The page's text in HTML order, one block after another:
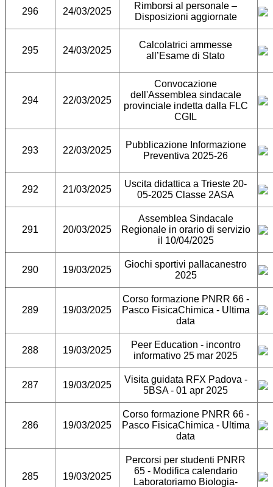
296 24/03/2025
Rimborsi al personale –
Disposizioni aggiornate
295 24/03/2025
Calcolatrici ammesse
all’Esame di Stato
294 22/03/2025
Convocazione
dell'Assemblea sindacale
provinciale indetta dalla FLC
CGIL
293 22/03/2025
Pubblicazione Informazione
Preventiva 2025-26
292 21/03/2025
Uscita didattica a Trieste 20-
05-2025 Classe 2ASA
291 20/03/2025
Assemblea Sindacale
Regionale in orario di servizio
il 10/04/2025
290 19/03/2025
Giochi sportivi pallacanestro
2025
289 19/03/2025
Corso formazione PNRR 66 -
Pasco FisicaChimica - Ultima
data
288 19/03/2025
Peer Education - incontro
informativo 25 mar 2025
287 19/03/2025
Visita guidata RFX Padova -
5BSA - 01 apr 2025
286 19/03/2025
Corso formazione PNRR 66 -
Pasco FisicaChimica - Ultima
data
285 19/03/2025
Percorsi per studenti PNRR
65 - Modifica calendario
Laboratoriamo Biologia-